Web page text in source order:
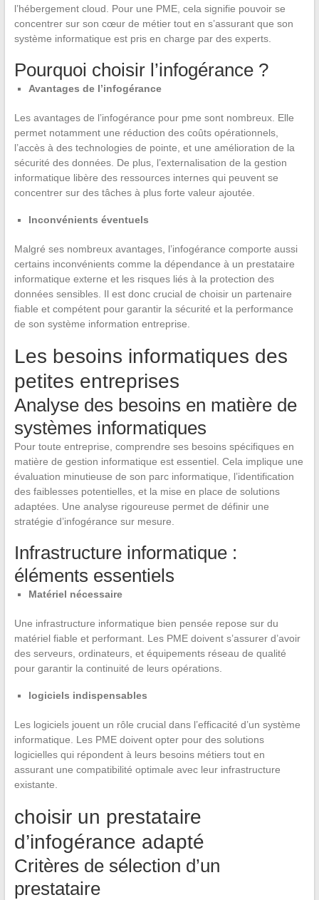
l’hébergement cloud. Pour une PME, cela signifie pouvoir se
concentrer sur son cœur de métier tout en s’assurant que son
système informatique est pris en charge par des experts.
Pourquoi choisir l’infogérance ?
Avantages de l’infogérance
Les avantages de l’infogérance pour pme sont nombreux. Elle
permet notamment une réduction des coûts opérationnels,
l’accès à des technologies de pointe, et une amélioration de la
sécurité des données. De plus, l’externalisation de la gestion
informatique libère des ressources internes qui peuvent se
concentrer sur des tâches à plus forte valeur ajoutée.
Inconvénients éventuels
Malgré ses nombreux avantages, l’infogérance comporte aussi
certains inconvénients comme la dépendance à un prestataire
informatique externe et les risques liés à la protection des
données sensibles. Il est donc crucial de choisir un partenaire
fiable et compétent pour garantir la sécurité et la performance
de son système information entreprise.
Les besoins informatiques des
petites entreprises
Analyse des besoins en matière de
systèmes informatiques
Pour toute entreprise, comprendre ses besoins spécifiques en
matière de gestion informatique est essentiel. Cela implique une
évaluation minutieuse de son parc informatique, l’identification
des faiblesses potentielles, et la mise en place de solutions
adaptées. Une analyse rigoureuse permet de définir une
stratégie d’infogérance sur mesure.
Infrastructure informatique :
éléments essentiels
Matériel nécessaire
Une infrastructure informatique bien pensée repose sur du
matériel fiable et performant. Les PME doivent s’assurer d’avoir
des serveurs, ordinateurs, et équipements réseau de qualité
pour garantir la continuité de leurs opérations.
logiciels indispensables
Les logiciels jouent un rôle crucial dans l’efficacité d’un système
informatique. Les PME doivent opter pour des solutions
logicielles qui répondent à leurs besoins métiers tout en
assurant une compatibilité optimale avec leur infrastructure
existante.
choisir un prestataire
d’infogérance adapté
Critères de sélection d’un
prestataire